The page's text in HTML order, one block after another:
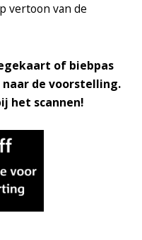
vertoon van de
of biebpas
naar de voorstelling.
het scannen!